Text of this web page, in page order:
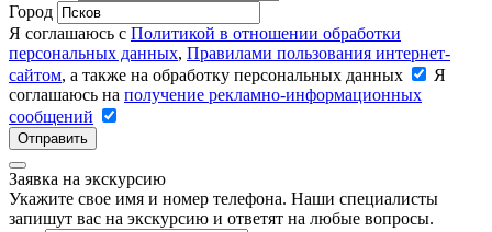
Город
Я соглашаюсь с Политикой в отношении обработки
персональных данных, Правилами пользования интернет-
сайтом, а также на обработку персональных данных
Я
соглашаюсь на получение рекламно-информационных
сообщений
Отправить
Заявка на экскурсию
Укажите свое имя и номер телефона. Наши специалисты
запишут вас на экскурсию и ответят на любые вопросы.